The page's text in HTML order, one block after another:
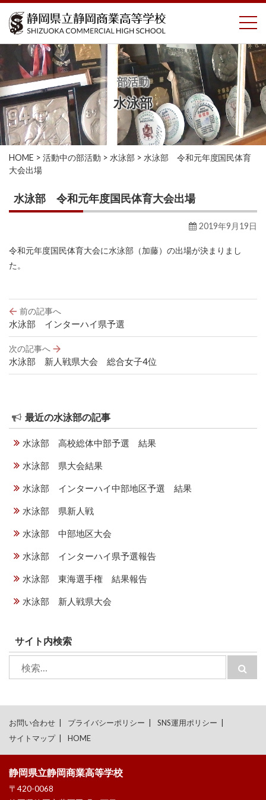
コ
ツ
へ
ス
キ
ッ
プ
部活動
水泳部
HOME > 活動中の部活動 > 水泳部 > 水泳部 令和元年度国民体育
大会出場
水泳部 令和元年度国民体育大会出場
2019年9月19日
令和元年度国民体育大会に水泳部（加藤）の出場が決まりまし
た。
投
稿
ナ
ビ
ゲ
ー
ン
前の記事へ
水泳部 インターハイ県予選
次の記事へ
水泳部 新人戦県大会 総合女子4位
最近の水泳部の記事
水泳部 高校総体中部予選 結果
水泳部 県大会結果
水泳部 インターハイ中部地区予選 結果
水泳部 県新人戦
水泳部 中部地区大会
水泳部 インターハイ県予選報告
水泳部 東海選手権 結果報告
水泳部 新人戦県大会
サイト内検索
索:
索
お問い合わせ プライバシーポリシー
SNS運用ポリシー
サイトマップ
HOME
静岡県立静岡商業高等学校
〒420-0068